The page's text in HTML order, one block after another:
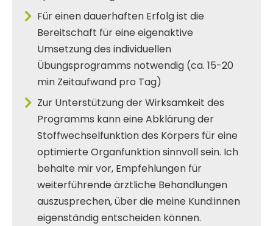
Für einen dauerhaften Erfolg ist die
Bereitschaft für eine eigenaktive
Umsetzung des individuellen
Übungsprogramms notwendig (ca. 15-20
min Zeitaufwand pro Tag)
Zur Unterstützung der Wirksamkeit des
Programms kann eine Abklärung der
Stoffwechselfunktion des Körpers für eine
optimierte Organfunktion sinnvoll sein. Ich
behalte mir vor, Empfehlungen für
weiterführende ärztliche Behandlungen
auszusprechen, über die meine Kund:innen
eigenständig entscheiden können.